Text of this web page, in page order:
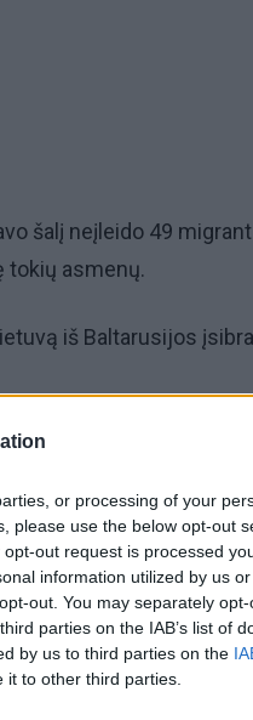
or processing of your
please use the below opt-out
out request is processed
information utilized by us
out. You may separately
parties on the IAB’s list of
by us to third parties on the
to other third parties.
šalį neįleido 49
tokių asmenų.
iš Baltarusijos
pradžios į šalį neįleista
2021 m., Vakarai dėl